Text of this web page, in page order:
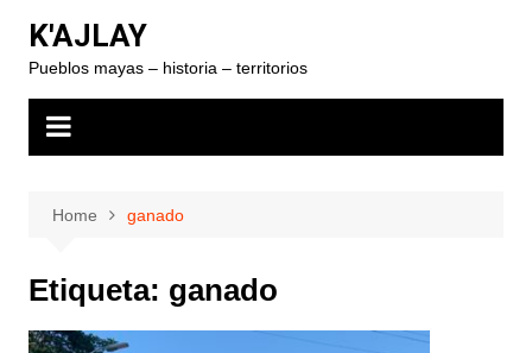
content
K'AJLAY
Pueblos mayas – historia – territorios
Home ganado
Etiqueta: ganado